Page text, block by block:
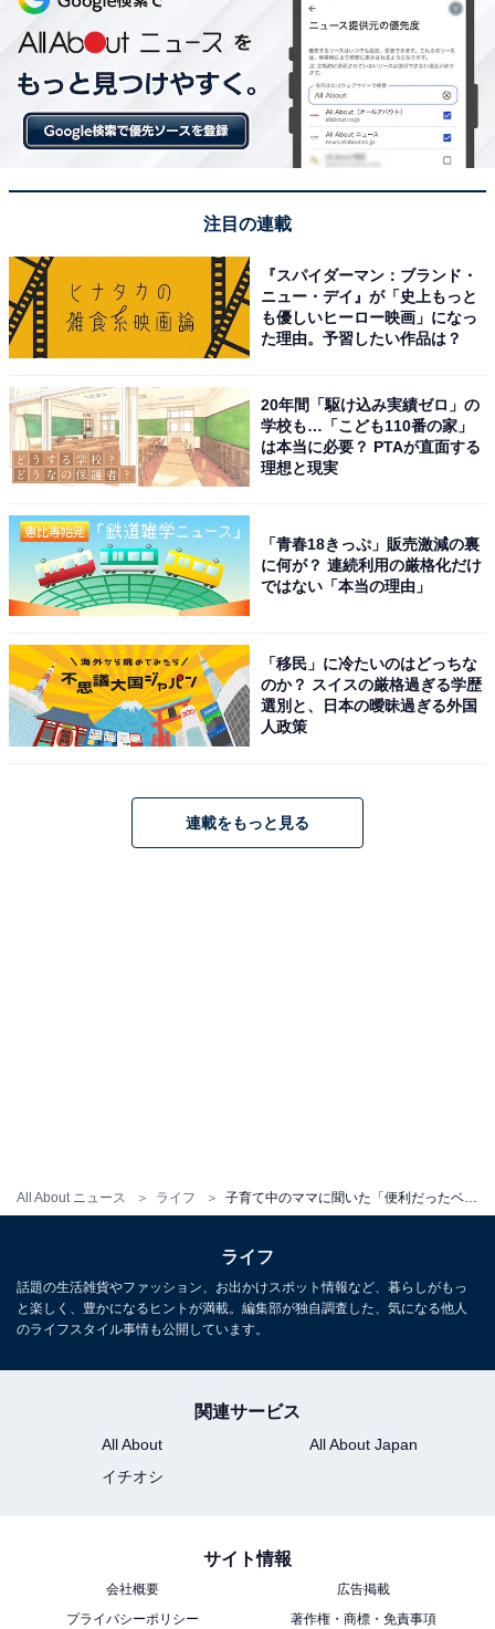
All About ニュース ライフ
かりつけ医の助言で購入を決めました（30代／3歳児の
ママ）」「手動だと時間もかかり母子ともにストレスが
あるが、自動だと嫌がりはするもののすぐ終わるので新
生時期から購入しておけば良かった（30代／1歳児のマ
マ）」などのコメントが寄せられました。
1位は「抱っこ紐」でした。病院での検診や買い物な
ど、赤ちゃんを連れての外出時だけでなく、家事をする
ときや、寝かしつけに使っているママも多い抱っこ紐。
回答者からは、「寝かせるとき、家事をするときやお出
かけするときなど、家の内外に関わらず必要不可欠なも
のだった（30代／1歳児のママ）」「ベビーカーは泣い
て乗らないこともあるけど、抱っこ紐は絶対に泣かない
し寝てくれる（20代／0歳児のママ）」「素早く安全
に、どこへでも子どもを連れて行ける（30代／1歳児の
ママ）」などのコメントが集まりました。
また「おんぶもできる抱っこ紐で低月齢の時は抱っこ、
4カ月になってからは家事中など毎日おんぶをしていて
とても助かった。2人目には必須アイテムでした！ （30
0歳児のママ）」など、ママ自身も動き回ることが多
い、2人目育児には欠かせないというコメントも見られ
けできない子へ
揺さぶられっ子症候群とは…注意すべき症状や気を付け
るべきこと
注目の連載
『スパイダーマン：ブランド・
ニュー・デイ』が「史上もっと
も優しいヒーロー映画」になっ
た理由。予習したい作品は？
20年間「駆け込み実績ゼロ」の
学校も…「こども110番の家」
は本当に必要？ PTAが直面する
理想と現実
「青春18きっぷ」販売激減の裏
に何が？ 連続利用の厳格化だけ
ではない「本当の理由」
「移民」に冷たいのはどっちな
のか？ スイスの厳格過ぎる学歴
選別と、日本の曖昧過ぎる外国
人政策
連載をもっと見る
ライフ
話題の生活雑貨やファッション、お出かけスポット情報など、暮らしがもっ
と楽しく、豊かになるヒントが満載。編集部が独自調査した、気になる他人
のライフスタイル事情も公開しています。
関連サービス
All About
All About Japan
イチオシ
サイト情報
会社概要
広告掲載
プライバシーポリシー
著作権・商標・免責事項